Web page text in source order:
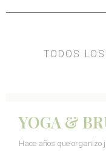
TODOS
YOGA &
Hace años que organizo